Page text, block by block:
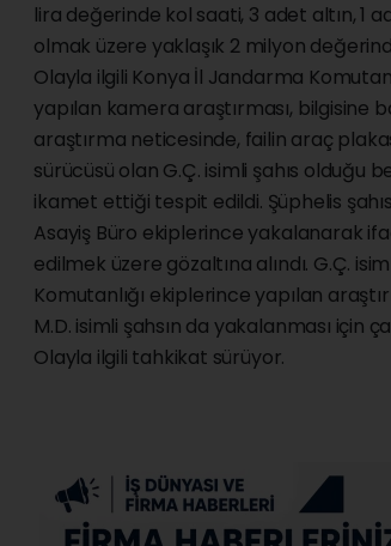
lira değerinde kol saati, 3 adet altın, 1
olmak üzere yaklaşık 2 milyon
Olayla ilgili Konya İl Jandarma
yapılan kamera araştırması, bilgisine
araştırma neticesinde, failin araç
sürücüsü olan G.Ç. isimli şahıs olduğu
ikamet ettiği tespit edildi. Şüphelis
Asayiş Büro ekiplerince yakalanarak
edilmek üzere gözaltına alındı. G.Ç.
Komutanlığı ekiplerince yapılan
M.D. isimli şahsın da yakalanması için
Olayla ilgili tahkikat sürüyor.